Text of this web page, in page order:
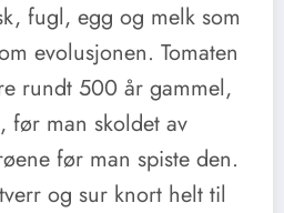
fugl, egg og melk som
evolusjonen. Tomaten
rundt 500 år gammel,
før man skoldet av
før man spiste den.
og sur knort helt til